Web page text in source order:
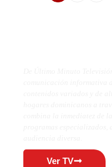
Ver TV